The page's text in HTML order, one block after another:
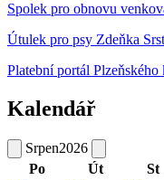
Spolek pro obnovu
Útulek pro psy Zdeňka
Platební portál Plzeňského
Kalendář
Srpen2026
Po
Út St